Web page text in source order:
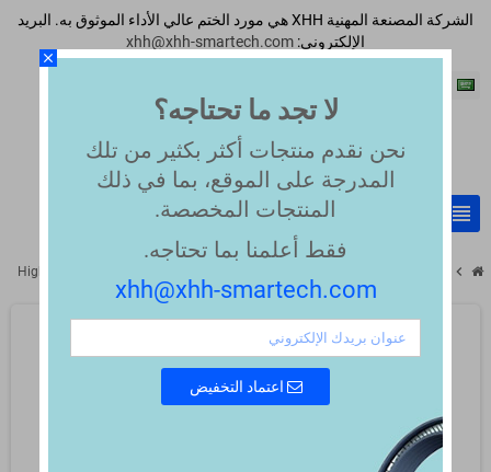
الشركة المصنعة المهنية XHH هي مورد الختم عالي الأداء الموثوق به. البريد
الإلكتروني: xhh@xhh-smartech.com
view_headline
chevron_right
High-Pressure Seat Seals for Ball Valves
close
لا تجد ما تحتاجه؟
نحن نقدم منتجات أكثر بكثير من تلك
المدرجة على الموقع، بما في ذلك
المنتجات المخصصة.
فقط أعلمنا بما تحتاجه.
xhh@xhh-smartech.com
اعتماد التخفيض